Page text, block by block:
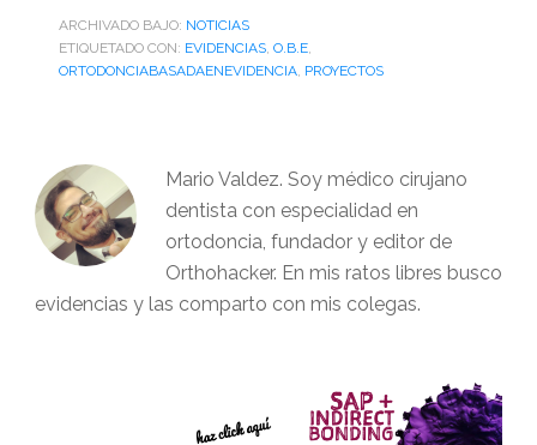
ARCHIVADO BAJO: NOTICIAS
ETIQUETADO CON: EVIDENCIAS, O.B.E,
ORTODONCIABASADAENEVIDENCIA, PROYECTOS
Mario Valdez. Soy médico cirujano
dentista con especialidad en
ortodoncia, fundador y editor de
Orthohacker. En mis ratos libres busco
evidencias y las comparto con mis colegas.